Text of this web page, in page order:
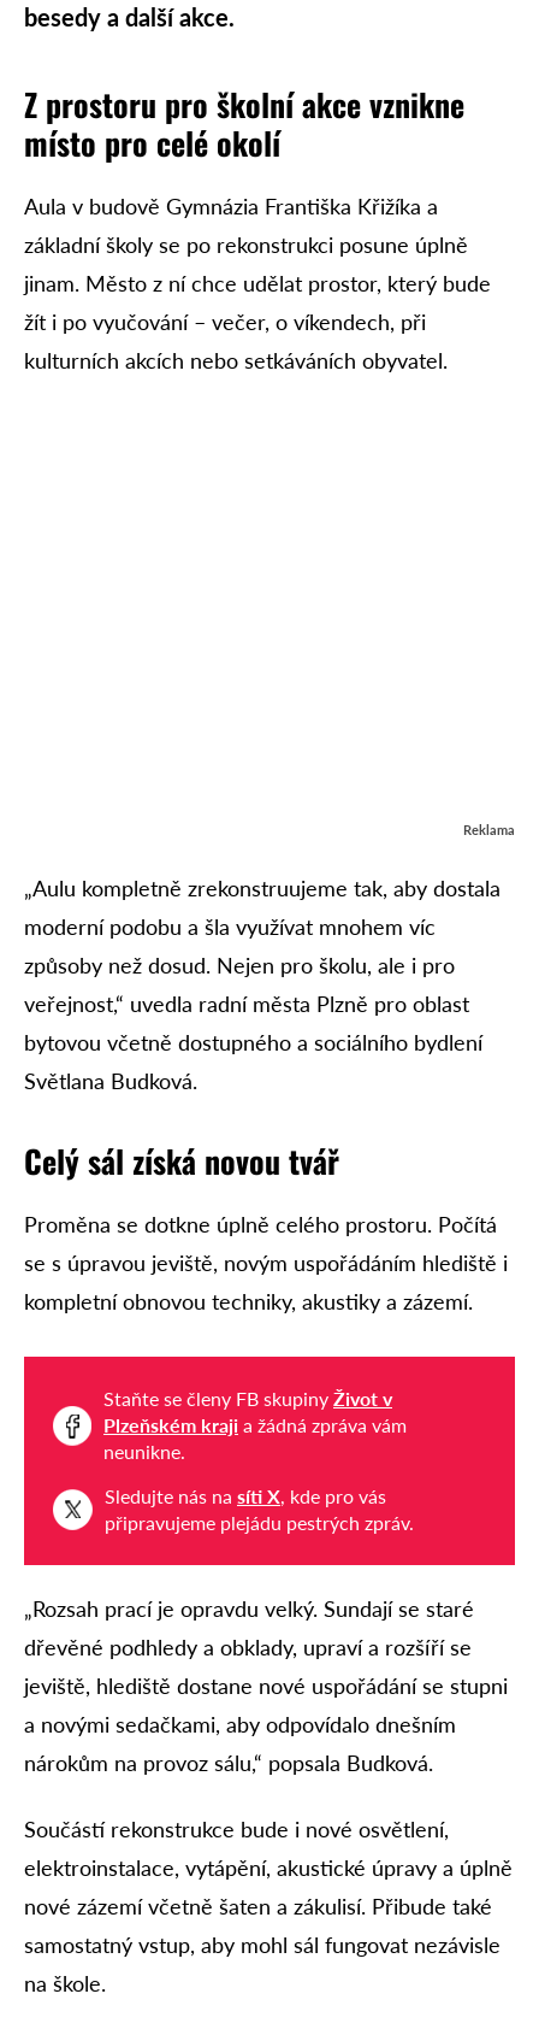
besedy a další akce.
Z prostoru pro školní akce vznikne
místo pro celé okolí
Aula v budově Gymnázia Františka Křižíka a
základní školy se po rekonstrukci posune úplně
jinam. Město z ní chce udělat prostor, který bude
žít i po vyučování – večer, o víkendech, při
kulturních akcích nebo setkáváních obyvatel.
Reklama
„Aulu kompletně zrekonstruujeme tak, aby dostala
moderní podobu a šla využívat mnohem víc
způsoby než dosud. Nejen pro školu, ale i pro
veřejnost,“ uvedla radní města Plzně pro oblast
bytovou včetně dostupného a sociálního bydlení
Světlana Budková.
Celý sál získá novou tvář
Proměna se dotkne úplně celého prostoru. Počítá
se s úpravou jeviště, novým uspořádáním hlediště i
kompletní obnovou techniky, akustiky a zázemí.
Staňte se členy FB skupiny Život v
Plzeňském kraji a žádná zpráva vám
neunikne.
Sledujte nás na síti X, kde pro vás
připravujeme plejádu pestrých zpráv.
„Rozsah prací je opravdu velký. Sundají se staré
dřevěné podhledy a obklady, upraví a rozšíří se
jeviště, hlediště dostane nové uspořádání se stupni
a novými sedačkami, aby odpovídalo dnešním
nárokům na provoz sálu,“ popsala Budková.
Součástí rekonstrukce bude i nové osvětlení,
elektroinstalace, vytápění, akustické úpravy a úplně
nové zázemí včetně šaten a zákulisí. Přibude také
samostatný vstup, aby mohl sál fungovat nezávisle
na škole.